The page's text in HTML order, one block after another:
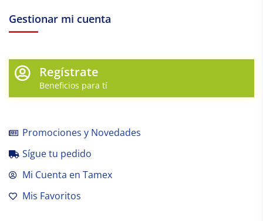
Gestionar mi cuenta
Regístrate
Beneficios para tí
Promociones y Novedades
Sígue tu pedido
Mi Cuenta en Tamex
Mis Favoritos